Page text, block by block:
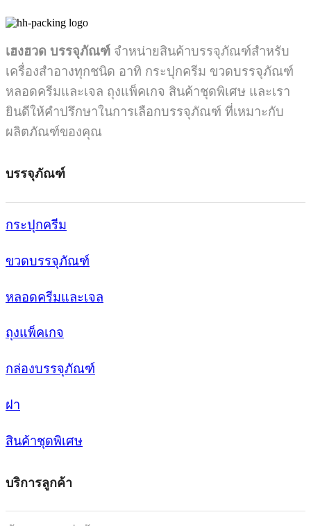
เฮงฮวด บรรจุภัณฑ์ จำหน่ายสินค้าบรรจุภัณฑ์สำหรับ
เครื่องสำอางทุกชนิด อาทิ กระปุกครีม ขวดบรรจุภัณฑ์
หลอดครีมและเจล ถุงแพ็คเกจ สินค้าชุดพิเศษ และเรา
ยินดีให้คำปรึกษาในการเลือกบรรจุภัณฑ์ ที่เหมาะกับ
ผลิตภัณฑ์ของคุณ
บรรจุภัณฑ์
กระปุกครีม
ขวดบรรจุภัณฑ์
หลอดครีมและเจล
ถุงแพ็คเกจ
กล่องบรรจุภัณฑ์
ฝา
สินค้าชุดพิเศษ
บริการลูกค้า